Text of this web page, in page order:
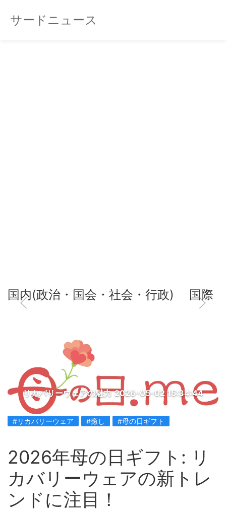
サードニュース
国内(政治・国会・社会・行政) 国際
リカバリーウェアの魅力 2026-05-02 15:34:44
#リカバリーウェア #癒し #母の日ギフト
2026年母の日ギフト: リ
カバリーウェアの新トレ
ンドに注目！